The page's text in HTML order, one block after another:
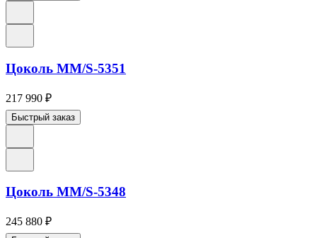
Цоколь ММ/S-5351
217 990 ₽
Быстрый заказ
Цоколь ММ/S-5348
245 880 ₽